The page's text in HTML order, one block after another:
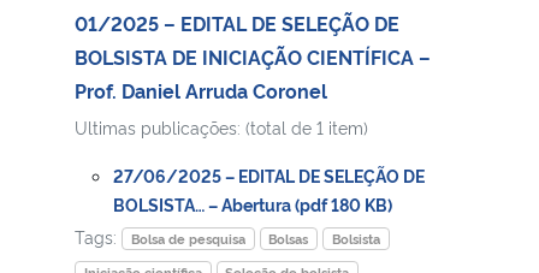
01/2025 – EDITAL DE SELEÇÃO DE
BOLSISTA DE INICIAÇÃO CIENTÍFICA –
Prof. Daniel Arruda Coronel
Ultimas publicações: (total de 1 item)
27/06/2025 – EDITAL DE SELEÇÃO DE
BOLSISTA… – Abertura (pdf 180 KB)
Tags:
Bolsa de pesquisa Bolsas
Bolsista